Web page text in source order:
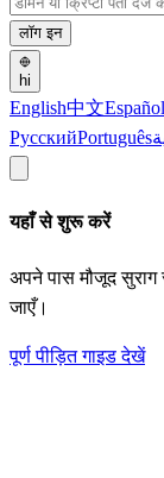
लॉग इन
hi
English中文Español
РусскийPortuguês
यहाँ से शुरू करें
अपने पास मौजूद सुराग
जाएँ।
पूर्ण पीड़ित गाइड देखें